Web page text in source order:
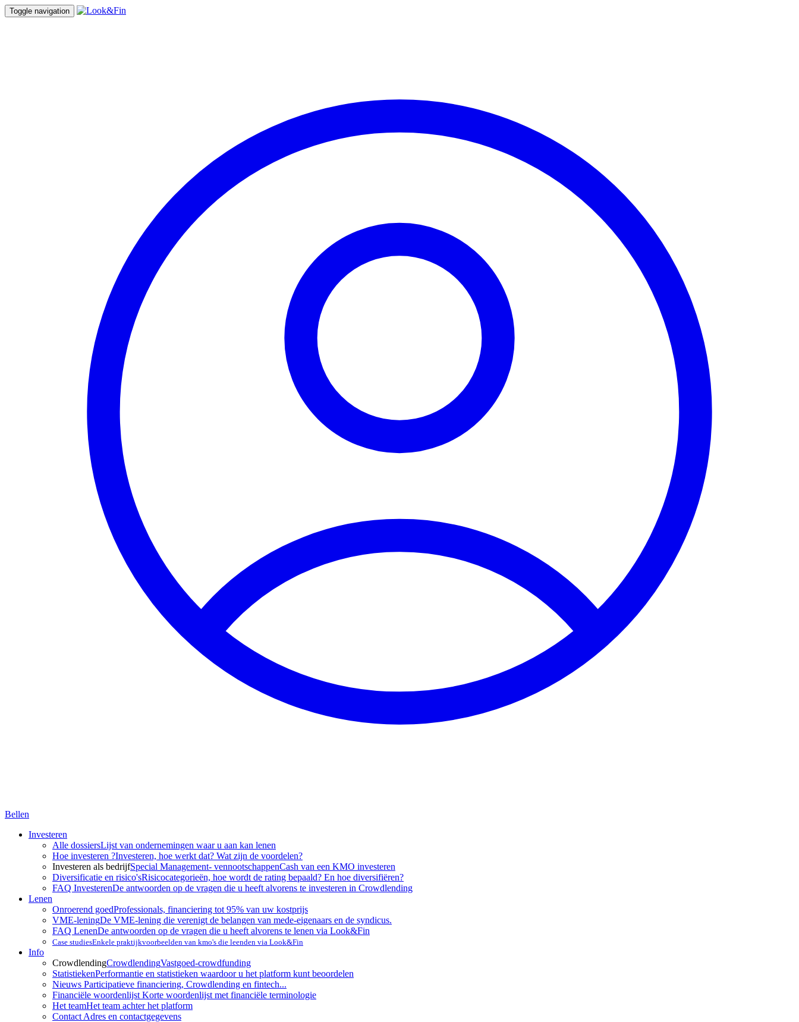
Toggle navigation
Bellen
Investeren
Alle dossiersLijst van ondernemingen waar u aan kan lenen
Hoe investeren ?Investeren, hoe werkt dat? Wat zijn de voordelen?
Investeren als bedrijfSpecial Management- vennootschappenCash van een KMO investeren
Diversificatie en risico'sRisicocategorieën, hoe wordt de rating bepaald? En hoe diversifiëren?
FAQ InvesterenDe antwoorden op de vragen die u heeft alvorens te investeren in Crowdlending
Lenen
Onroerend goedProfessionals, financiering tot 95% van uw kostprijs
VME-leningDe VME-lening die verenigt de belangen van mede-eigenaars en de syndicus.
FAQ LenenDe antwoorden op de vragen die u heeft alvorens te lenen via Look&Fin
Case studiesEnkele praktijkvoorbeelden van kmo's die leenden via Look&Fin
Info
CrowdlendingCrowdlendingVastgoed-crowdfunding
StatistiekenPerformantie en statistieken waardoor u het platform kunt beoordelen
Nieuws Participatieve financiering, Crowdlending en fintech...
Financiële woordenlijst Korte woordenlijst met financiële terminologie
Het teamHet team achter het platform
Contact Adres en contactgegevens